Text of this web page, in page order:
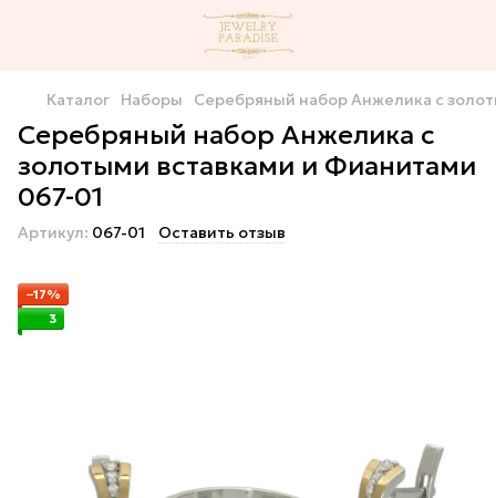
Каталог Наборы Серебряный набор Анжелика с
Серебряный набор Анжелика с
золотыми вставками и Фианитами
067-01
Артикул: 067-01 Оставить отзыв
−17%
3